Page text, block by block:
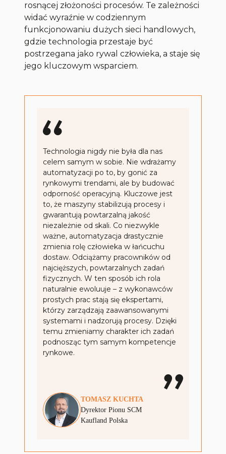
rosnącej złożoności procesów. Te zależności
widać wyraźnie w codziennym
funkcjonowaniu dużych sieci handlowych,
gdzie technologia przestaje być
postrzegana jako rywal człowieka, a staje się
jego kluczowym wsparciem.
Technologia nigdy nie była dla nas
celem samym w sobie. Nie wdrażamy
automatyzacji po to, by gonić za
rynkowymi trendami, ale by budować
odporność operacyjną. Kluczowe jest
to, że maszyny stabilizują procesy i
gwarantują powtarzalną jakość
niezależnie od skali. Co niezwykle
ważne, automatyzacja drastycznie
zmienia rolę człowieka w łańcuchu
dostaw. Odciążamy pracowników od
najcięższych, powtarzalnych zadań
fizycznych. W ten sposób ich rola
naturalnie ewoluuje – z wykonawców
prostych prac stają się ekspertami,
którzy zarządzają zaawansowanymi
systemami i nadzorują procesy. Dzięki
temu zmieniamy charakter ich zadań
podnosząc tym samym kompetencje
rynkowe.
TOMASZ KUCHTA
Dyrektor Pionu SCM
Kaufland Polska